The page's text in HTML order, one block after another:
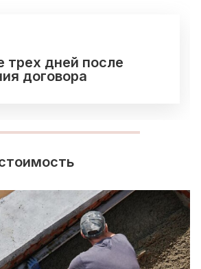
трех дней после
договора